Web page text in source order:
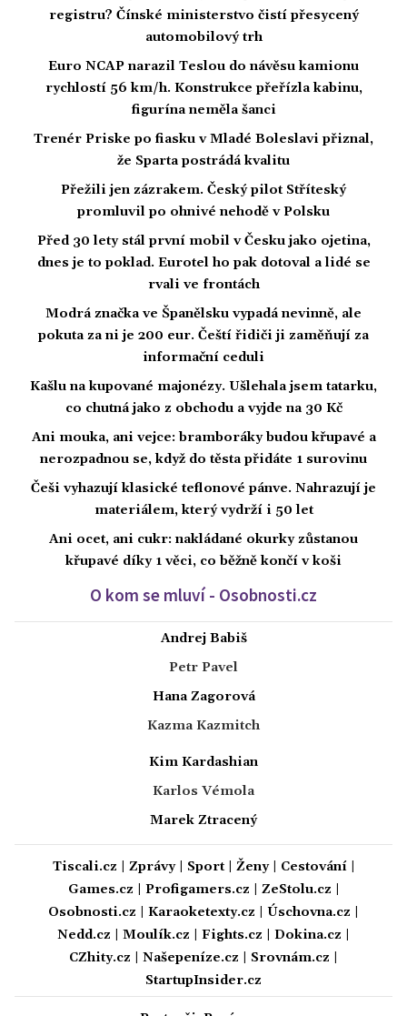
registru? Čínské ministerstvo čistí přesycený
automobilový trh
Euro NCAP narazil Teslou do návěsu kamionu
rychlostí 56 km/h. Konstrukce přeřízla kabinu,
figurína neměla šanci
Trenér Priske po fiasku v Mladé Boleslavi přiznal,
že Sparta postrádá kvalitu
Přežili jen zázrakem. Český pilot Stříteský
promluvil po ohnivé nehodě v Polsku
Před 30 lety stál první mobil v Česku jako ojetina,
dnes je to poklad. Eurotel ho pak dotoval a lidé se
rvali ve frontách
Modrá značka ve Španělsku vypadá nevinně, ale
pokuta za ni je 200 eur. Čeští řidiči ji zaměňují za
informační ceduli
Kašlu na kupované majonézy. Ušlehala jsem tatarku,
co chutná jako z obchodu a vyjde na 30 Kč
Ani mouka, ani vejce: bramboráky budou křupavé a
nerozpadnou se, když do těsta přidáte 1 surovinu
Češi vyhazují klasické teflonové pánve. Nahrazují je
materiálem, který vydrží i 50 let
Ani ocet, ani cukr: nakládané okurky zůstanou
křupavé díky 1 věci, co běžně končí v koši
O kom se mluví - Osobnosti.cz
Andrej Babiš
Petr Pavel
Hana Zagorová
Kazma Kazmitch
Kim Kardashian
Karlos Vémola
Marek Ztracený
Tiscali.cz Zprávy| Sport| Ženy| Cestování|
Games.cz
Profigamers.cz ZeStolu.cz
Osobnosti.cz
Karaoketexty.cz Úschovna.cz
Nedd.cz
Moulík.cz Fights.cz Dokina.cz
CZhity.cz
Našepeníze.cz Srovnám.cz
StartupInsider.cz